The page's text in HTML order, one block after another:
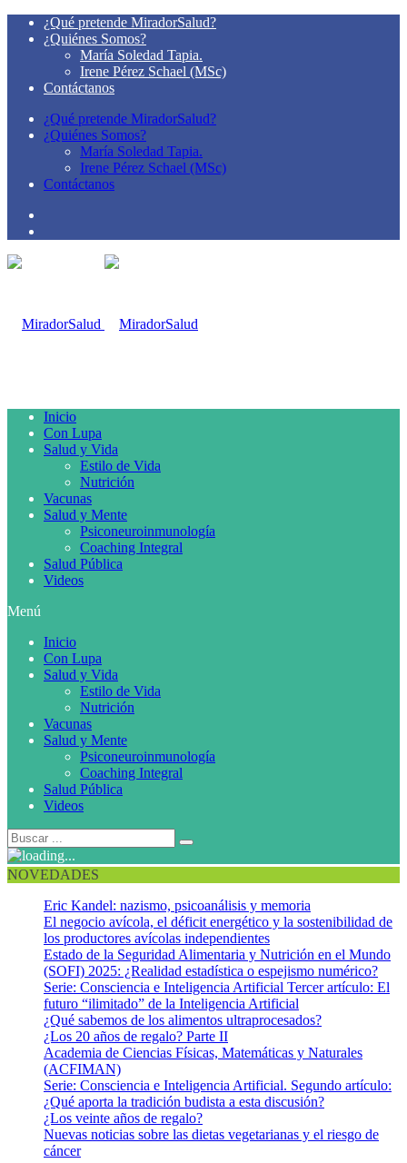
¿Qué pretende MiradorSalud?
¿Quiénes Somos?
María Soledad Tapia.
Irene Pérez Schael (MSc)
Contáctanos
¿Qué pretende MiradorSalud?
¿Quiénes Somos?
María Soledad Tapia.
Irene Pérez Schael (MSc)
Contáctanos
Inicio
Con Lupa
Salud y Vida
Estilo de Vida
Nutrición
Vacunas
Salud y Mente
Psiconeuroinmunología
Coaching Integral
Salud Pública
Videos
Menú
Inicio
Con Lupa
Salud y Vida
Estilo de Vida
Nutrición
Vacunas
Salud y Mente
Psiconeuroinmunología
Coaching Integral
Salud Pública
Videos
NOVEDADES
Eric Kandel: nazismo, psicoanálisis y memoria
El negocio avícola, el déficit energético y la sostenibilidad de
los productores avícolas independientes
Estado de la Seguridad Alimentaria y Nutrición en el Mundo
(SOFI) 2025: ¿Realidad estadística o espejismo numérico?
Serie: Consciencia e Inteligencia Artificial Tercer artículo: El
futuro “ilimitado” de la Inteligencia Artificial
¿Qué sabemos de los alimentos ultraprocesados?
¿Los 20 años de regalo? Parte II
Academia de Ciencias Físicas, Matemáticas y Naturales
(ACFIMAN)
Serie: Consciencia e Inteligencia Artificial. Segundo artículo:
¿Qué aporta la tradición budista a esta discusión?
¿Los veinte años de regalo?
Nuevas noticias sobre las dietas vegetarianas y el riesgo de
cáncer